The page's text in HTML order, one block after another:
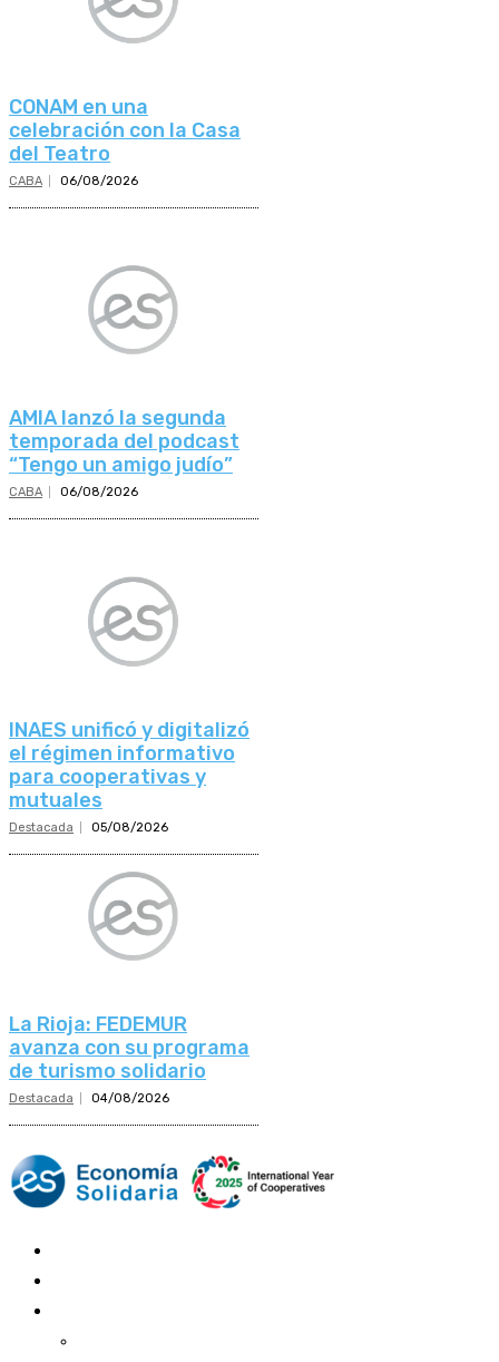
CONAM en una
celebración con la Casa
del Teatro
CABA 06/08/2026
AMIA lanzó la segunda
temporada del podcast
“Tengo un amigo judío”
CABA 06/08/2026
INAES unificó y digitalizó
el régimen informativo
para cooperativas y
mutuales
Destacada 05/08/2026
La Rioja: FEDEMUR
avanza con su programa
de turismo solidario
Destacada 04/08/2026